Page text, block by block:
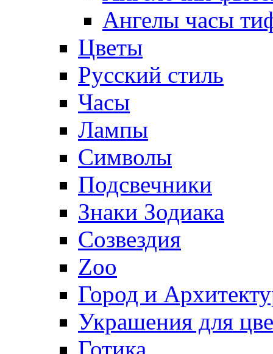
Ангелы часы
Цветы
Русский стиль
Часы
Лампы
Символы
Подсвечники
Знаки Зодиака
Созвездия
Zoo
Город и
Украшения для
Готика